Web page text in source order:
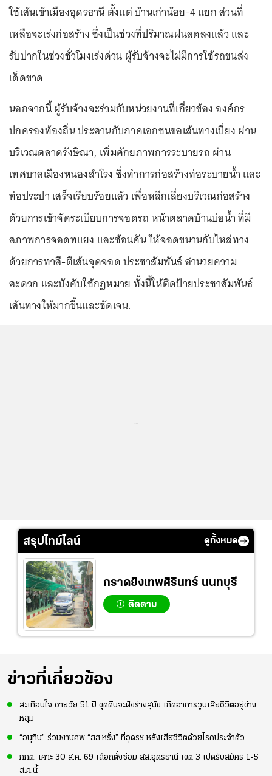
ใช้เส้นเข้าเมืองอุดรธานี ตั้งแต่ บ้านเก่าน้อย-4 แยก ส่วนที่
เหลือจะเร่งก่อสร้าง ซึ่งเป็นช่วงที่ปริมาณฝนลดลงแล้ว และ
รับปากในช่วงชั่วโมงเร่งด่วน ผู้รับจ้างจะไม่มีการใช้รถขนส่ง
เด็ดขาด
นอกจากนี้ ผู้รับจ้างจะร่วมกับหน่วยงานที่เกี่ยวข้อง องค์กร
ปกครองท้องถิ่น ประสานกับภาคเอกชนขอเส้นทางเบี่ยง ผ่าน
บริเวณตลาดรังษิณา, เพิ่มศักยภาพการระบายรถ ผ่าน
เทศบาลเมืองหนองสำโรง ซึ่งทำการก่อสร้างท่อระบายน้ำ และ
ท่อประปา เสร็จเรียบร้อยแล้ว เพื่อหลีกเลี่ยงบริเวณก่อสร้าง
ด้วยการเข้าจัดระเบียบการจอดรถ หน้าตลาดบ้านบ่อน้ำ ที่มี
สภาพการจอดทแยง และซ้อนคัน ให้จอดขนานกับไหล่ทาง
ด้วยการทาสี-ตีเส้นจุดจอด ประชาสัมพันธ์ อำนวยความ
สะดวก และบังคับใช้กฎหมาย ทั้งนี้ให้ติดป้ายประชาสัมพันธ์
เส้นทางให้มากขึ้นและชัดเจน.
สรุปไทม์ไลน์ ดูทั้งหมด
กราดยิงเทพศิรินทร์ นนทบุรี
ติดตาม
ข่าวที่เกี่ยวข้อง
สะเทือนใจ ชายวัย 51 ปี ขุดดินจะฝังร่างสุนัข เกิดอาการวูบเสียชีวิตอยู่ข้าง
หลุม
“อนุทิน” ร่วมงานศพ “สส.หรั่ง” ที่อุดรฯ หลังเสียชีวิตด้วยโรคประจำตัว
กกต. เคาะ 30 ส.ค. 69 เลือกตั้งซ่อม สส.อุดรธานี เขต 3 เปิดรับสมัคร 1-5
ส.ค.นี้